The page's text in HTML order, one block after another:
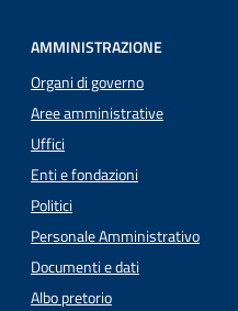
AMMINISTRAZIONE
Organi di governo
Aree amministrative
Uffici
Enti e fondazioni
Politici
Personale Amministrativo
Documenti e dati
Albo pretorio